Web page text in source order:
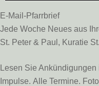
E-Mail-Pfarrbrief
Jede Woche Neues aus
St. Peter & Paul, Kuratie
Lesen Sie
Impulse. Alle Termine.